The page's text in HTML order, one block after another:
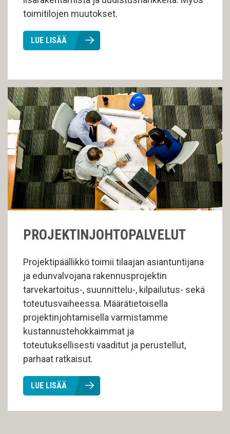
toimitilojen muutokset.
LUE LISÄÄ
PROJEKTINJOHTOPALVELUT
Projektipäällikkö toimii tilaajan asiantuntijana
ja edunvalvojana rakennusprojektin
tarvekartoitus-, suunnittelu-, kilpailutus- sekä
toteutusvaiheessa. Määrätietoisella
projektinjohtamisella varmistamme
kustannustehokkaimmat ja
toteutuksellisesti vaaditut ja perustellut,
parhaat ratkaisut.
LUE LISÄÄ